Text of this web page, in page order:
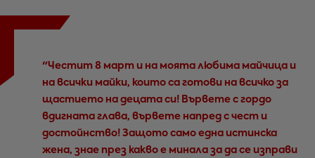
"Честит 8 март и на моята любима майчица и
на всички майки, които са готови на всичко за
щастието на децата си! Вървете с гордо
вдигната глава, вървете напред с чест и
достойнство! Защото само една истинска
жена, знае през какво е минала за да се изправи